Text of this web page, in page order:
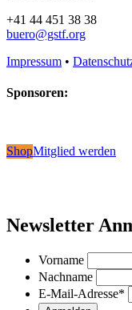
+41 44 451 38 38
buero@gstf.org
Impressum •
Sponsoren:
ShopMitglied werden
Newsletter
Vorname
Nachname
E-Mail-Adresse*